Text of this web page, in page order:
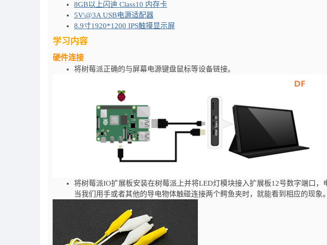
8GB以上闪迪 Class10 内存卡
5V\@3A USB电源适配器
8.9寸1920*1200 IPS触摸显示屏
学习内容
硬件连接
将树莓派正确的与屏幕电源键盘鼠标等设备链接。
将树莓派IO扩展板安装在树莓派上并将LED灯模块接入扩展板12号数字端口，
当我们用手或者其他的导电物体触碰连接两个鳄鱼夹时，就能看到相应的现象。